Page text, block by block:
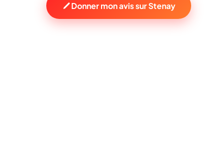
Donner mon avis sur Stenay